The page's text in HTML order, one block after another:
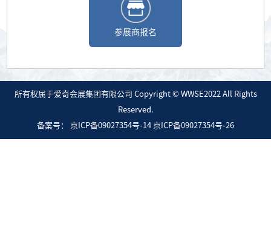
参展商报名
所有权属于爱奇会展集团有限公司 Copyright © WWSE2022 All Rights
Reserved.
备案号： 京ICP备09027354号-14 京ICP备09027354号-26